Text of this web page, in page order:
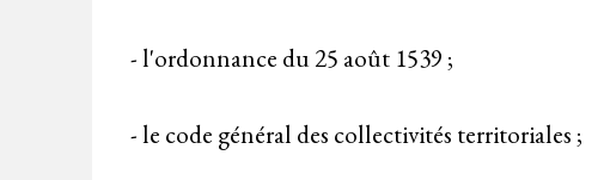
- l'ordonnance du 25 août 1539 ;
- le code général des collectivités territoriales ;